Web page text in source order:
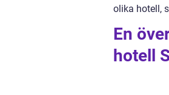
olika hotell,
En
hotell